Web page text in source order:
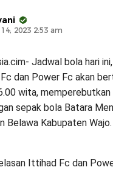
2023 2:53 am
Jadwal bola hari
dan Power Fc akan
wita, memperebutkan
sepak bola Batara
Belawa Kabupaten
Ittihad Fc dan